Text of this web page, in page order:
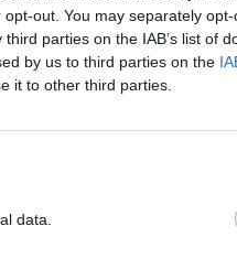
out. You may separately
parties on the IAB’s list of
by us to third parties on the
it to other third parties.
data.